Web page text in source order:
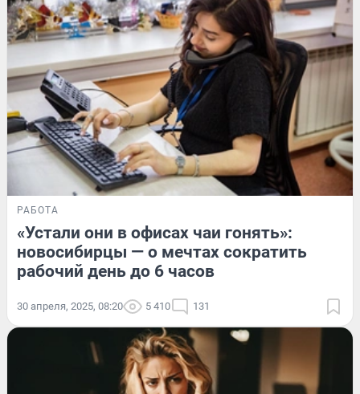
РАБОТА
«Устали они в офисах чаи гонять»:
новосибирцы — о мечтах сократить
рабочий день до 6 часов
30 апреля, 2025, 08:20 5 410 131